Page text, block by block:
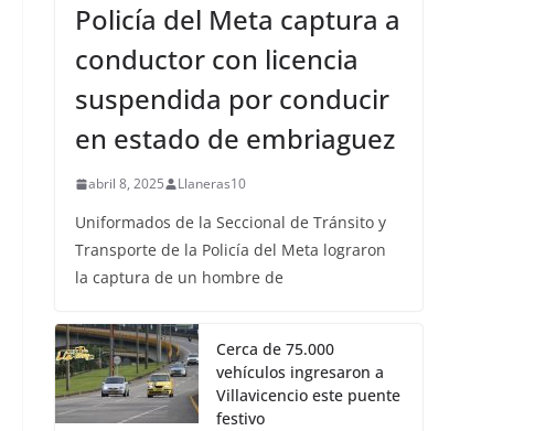
Policía del Meta captura a
conductor con licencia
suspendida por conducir
en estado de embriaguez
abril 8, 2025 Llaneras10
Uniformados de la Seccional de Tránsito y
Transporte de la Policía del Meta lograron
la captura de un hombre de
Cerca de 75.000
vehículos ingresaron a
Villavicencio este puente
festivo